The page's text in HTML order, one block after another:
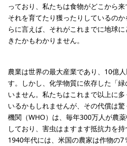
っており、私たちは食物がどこから
それを育てたり獲ったりしているの
らに言えば、それがこれまでに地球
きたかもわかりません。
農業は世界の最大産業であり、10億
す。しかし、化学物質に依存した「
いません。私たちはこれまで以上に
いるかもしれませんが、その代償は
機関（WHO）は、毎年300万人が農
しており、害虫はますます抵抗力を持
1940年代には、米国の農家は作物の